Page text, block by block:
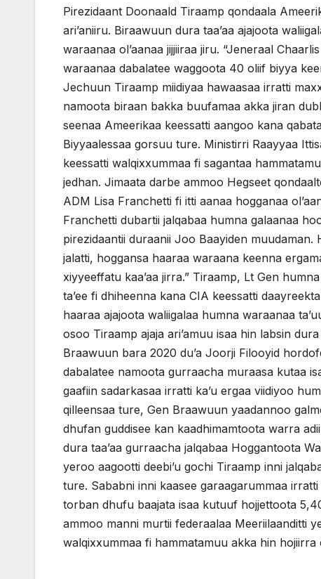
Pirezidaant Doonaald Tiraamp qondaala
ari’aniiru. Biraawuun dura taa’aa ajajoota
waraanaa ol’aanaa jijjiiraa jiru. “Jeneraal
waraanaa dabalatee waggoota 40 oliif biyya
Jechuun Tiraamp miidiyaa hawaasaa irratti
namoota biraan bakka buufamaa akka jiran
seenaa Ameerikaa keessatti aangoo kana
Biyyaalessaa gorsuu ture. Ministirri Raayyaa
keessatti walqixxummaa fi sagantaa
jedhan. Jimaata darbe ammoo Hegseet
ADM Lisa Franchetti fi itti aanaa hogganaa
Franchetti dubartii jalqabaa humna galaanaa
pirezidaantii duraanii Joo Baayiden muudaman.
jalatti, hoggansa haaraa waraana keenna
xiyyeeffatu kaa’aa jirra.” Tiraamp, Lt Gen
ta’ee fi dhiheenna kana CIA keessatti
haaraa ajajoota waliigalaa humna waraanaa
osoo Tiraamp ajaja ari’amuu isaa hin labsin
Braawuun bara 2020 du’a Joorji Filooyid
dabalatee namoota gurraacha muraasa kutaa
gaafiin sadarkasaa irratti ka’u ergaa viidiyoo
qilleensaa ture, Gen Braawuun yaadannoo
dhufan guddisee kan kaadhimamtoota warra
dura taa’aa gurraacha jalqabaa Hoggantoota
yeroo aagootti deebi’u gochi Tiraamp inni
ture. Sababni inni kaasee garaagarummaa
torban dhufu baajata isaa kutuuf hojjettoota
ammoo manni murtii federaalaa Meeriilaanditti
walqixxummaa fi hammatamuu akka hin